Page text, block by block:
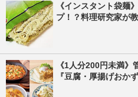
《インスタント袋麺
プ！？料理研究家が
《1人分200円未満
『豆腐・厚揚げおか